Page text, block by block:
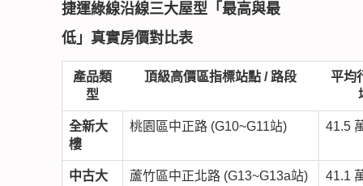
捷運綠線沿線三大屋型「最高與最
低」真實房價對比表
產品類
型
頂級高價區指標站點 / 路段
平均
全新大
樓
桃園區中正路 (G10~G11站) 41.5
中古大
蘆竹區中正北路 (G13~G13a站) 41.1